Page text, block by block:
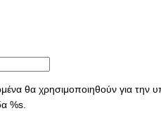
θα χρησιμοποιηθούν για την
%s.